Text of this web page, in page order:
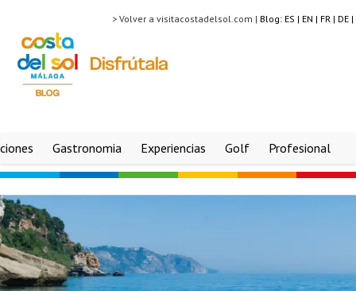
DE |
FR |
EN |
ES |
Blog:
> Volver a visitacostadelsol.com |
Gastronomia Experiencias Golf Profesional